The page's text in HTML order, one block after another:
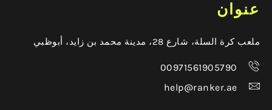
عنوان
ملعب كرة السلة، شارع 28، مدينة محمد بن زايد، أبوظبي
00971561905790
help@ranker.ae